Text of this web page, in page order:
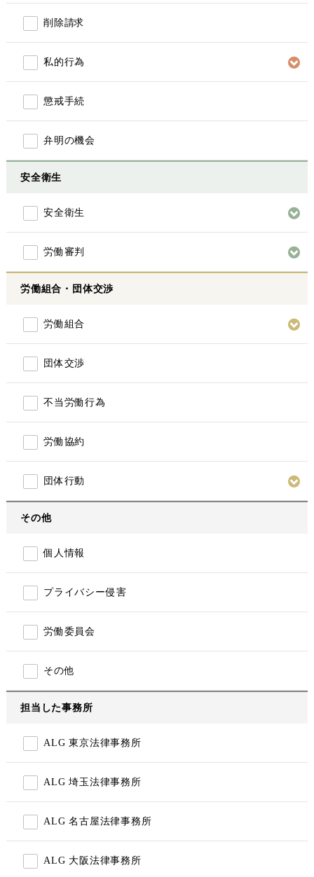
削除請求
私的行為
懲戒手続
弁明の機会
安全衛生
安全衛生
労働審判
労働組合・団体交渉
労働組合
団体交渉
不当労働行為
労働協約
団体行動
その他
個人情報
プライバシー侵害
労働委員会
その他
担当した事務所
ALG 東京法律事務所
ALG 埼玉法律事務所
ALG 名古屋法律事務所
ALG 大阪法律事務所